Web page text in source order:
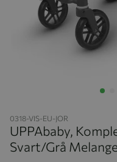
0318-VIS-EU-JOR
UPPAbaby,
Svart/Grå Melange